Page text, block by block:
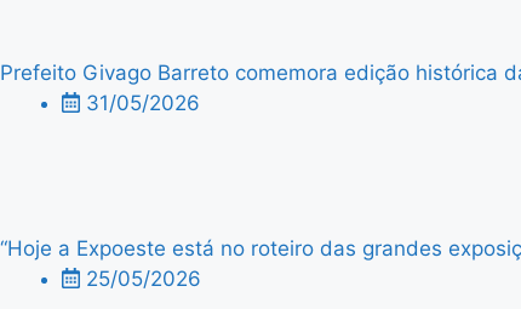
Prefeito Givago Barreto comemora edição histórica
31/05/2026
“Hoje a Expoeste está no roteiro das grandes
25/05/2026